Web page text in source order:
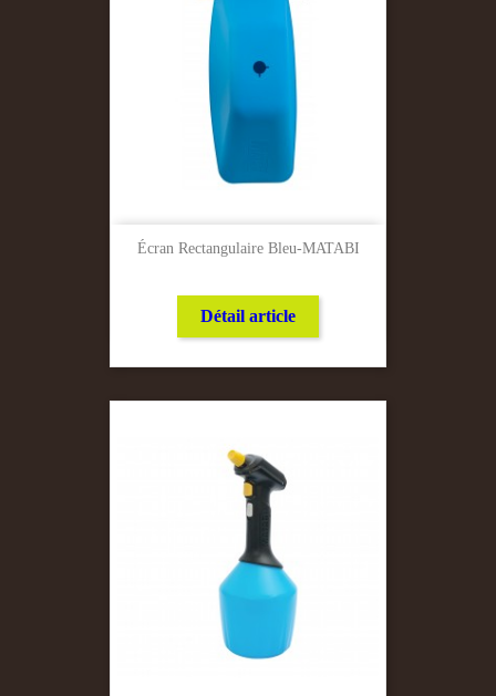
Écran Rectangulaire Bleu-MATABI
Détail article